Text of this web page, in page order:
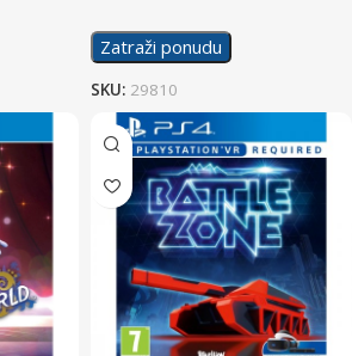
Zatraži ponudu
SKU: 29810